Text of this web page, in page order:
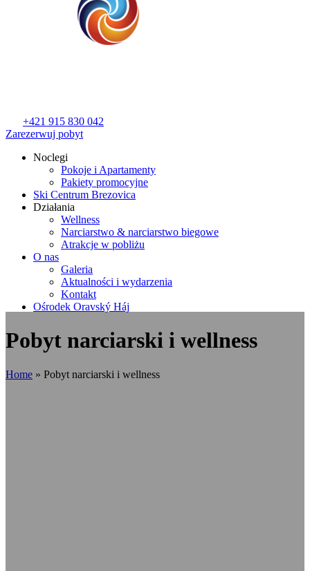
+421 915 830 042
Zarezerwuj pobyt
Noclegi
Pokoje i Apartamenty
Pakiety promocyjne
Ski Centrum Brezovica
Działania
Wellness
Narciarstwo & narciarstwo biegowe
Atrakcje w pobliżu
O nas
Galeria
Aktualności i wydarzenia
Kontakt
Ośrodek Oravský Háj
Pobyt narciarski i wellness
Home » Pobyt narciarski i wellness